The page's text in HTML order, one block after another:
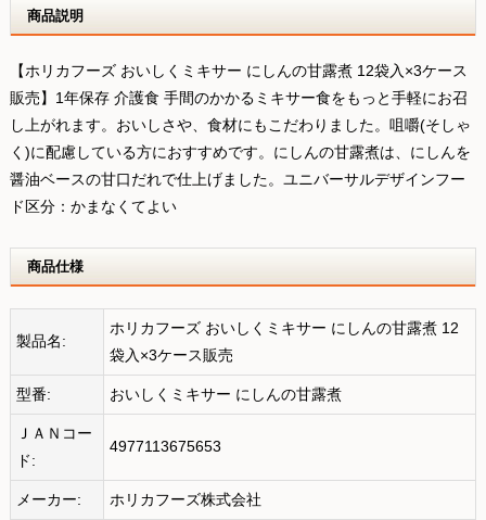
商品説明
【ホリカフーズ おいしくミキサー にしんの甘露煮 12袋入×3ケース
販売】1年保存 介護食 手間のかかるミキサー食をもっと手軽にお召
し上がれます。おいしさや、食材にもこだわりました。咀嚼(そしゃ
く)に配慮している方におすすめです。にしんの甘露煮は、にしんを
醤油ベースの甘口だれで仕上げました。ユニバーサルデザインフー
ド区分：かまなくてよい
商品仕様
製品名:
ホリカフーズ おいしくミキサー にしんの甘露煮 12
袋入×3ケース販売
型番: おいしくミキサー にしんの甘露煮
ＪＡＮコー
ド:
4977113675653
メーカー: ホリカフーズ株式会社